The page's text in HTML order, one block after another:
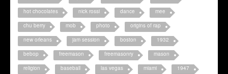
hot chocolates
nick rossi dance
mee
chu berry
mob photo
origins of rap
new orleans
jam session boston
1932
bebop
freemason freemasonry
mason
religion
baseball las vegas miami
1947